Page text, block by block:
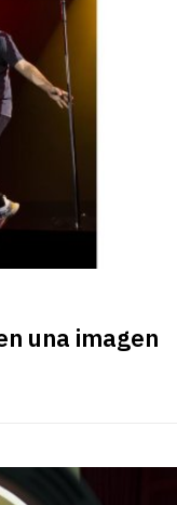
una imagen